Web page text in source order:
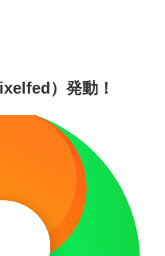
）発動！